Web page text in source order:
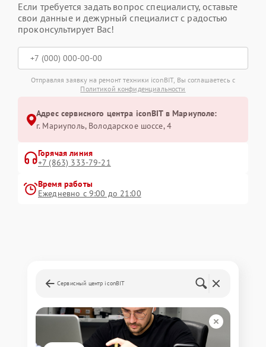
Если требуется задать вопрос специалисту, оставьте
свои данные и дежурный специалист с радостью
проконсультирует Вас!
Отправляя заявку на ремонт техники iconBIT, Вы соглашаетесь с
Политикой конфиденциальности
Адрес сервисного центра iconBIT в Мариуполе:
г. Мариуполь, Володарское шоссе, 4
Горячая линия
+7 (863) 333-79-21
Время работы
Ежедневно с 9:00 до 21:00
Сервисный центр iconBIT